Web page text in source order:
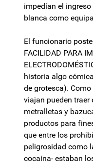
impedían el
blanca como
El funcionario
FACILIDAD PARA
historia algo
de grotesca).
viajan pueden traer
metralletas y
productos para
que entre los
peligrosidad como
cocaína- estaban